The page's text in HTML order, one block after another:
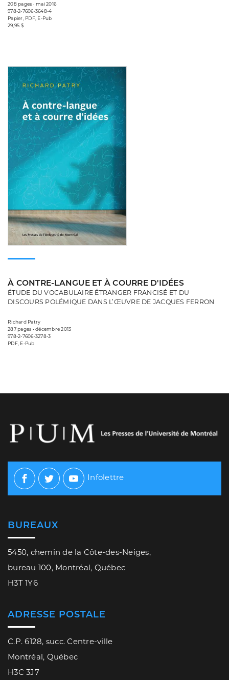
208 pages • mai 2016
978-2-7606-3648-4
Papier, PDF, E-Pub
29,95 $
À CONTRE-LANGUE ET À COURRE D'IDÉES
ÉTUDE DU VOCABULAIRE ÉTRANGER FRANCISÉ ET DU
DISCOURS POLÉMIQUE DANS L’ŒUVRE DE JACQUES FERRON
Richard Patry
287 pages • décembre 2013
978-2-7606-3278-3
PDF, E-Pub
Facebook
TwitterYoutube
Infolettre
BUREAUX
5450, chemin de la Côte-des-Neiges,
bureau 100, Montréal, Québec
H3T 1Y6
ADRESSE POSTALE
C.P. 6128, succ. Centre-ville
Montréal, Québec
H3C 3J7